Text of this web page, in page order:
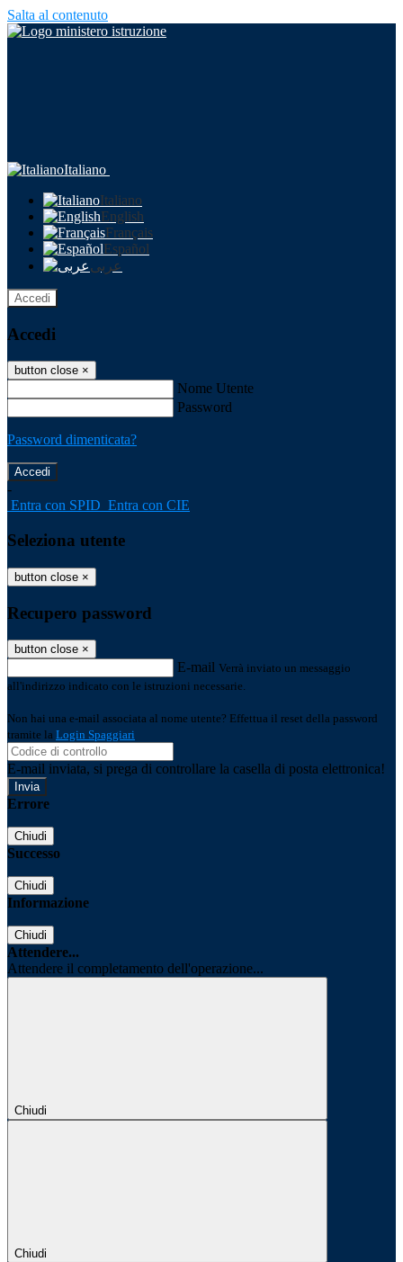
Salta al contenuto
Italiano
Italiano
English
Français
Español
عربى
Accedi
Accedi
button close ×
Nome Utente
Password
Password dimenticata?
-
Entra con SPID Entra con CIE
Seleziona utente
button close ×
Recupero password
button close ×
E-mail Verrà inviato un messaggio
all'indirizzo indicato con le istruzioni necessarie.
Non hai una e-mail associata al nome utente? Effettua il reset della password
tramite la Login Spaggiari
E-mail inviata, si prega di controllare la casella di posta elettronica!
Errore
Chiudi
Successo
Chiudi
Informazione
Chiudi
Attendere...
Attendere il completamento dell'operazione...
Chiudi
Chiudi